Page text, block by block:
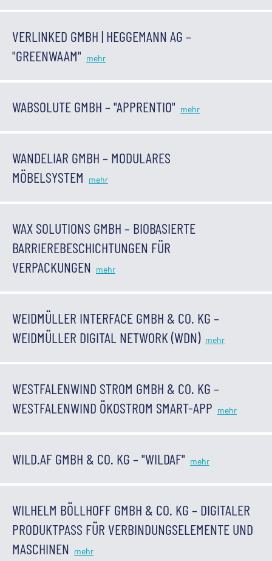
VERLINKED GMBH | HEGGEMANN AG –
"GREENWAAM"
WABSOLUTE GMBH – "APPRENTIO"
WANDELIAR GMBH – MODULARES
MÖBELSYSTEM
WAX SOLUTIONS GMBH – BIOBASIERTE
BARRIEREBESCHICHTUNGEN FÜR
VERPACKUNGEN
WEIDMÜLLER INTERFACE GMBH & CO. KG –
WEIDMÜLLER DIGITAL NETWORK (WDN)
WESTFALENWIND STROM GMBH & CO. KG –
WESTFALENWIND ÖKOSTROM SMART-APP
WILD.AF GMBH & CO. KG – "WILDAF"
WILHELM BÖLLHOFF GMBH & CO. KG – DIGITALER
PRODUKTPASS FÜR VERBINDUNGSELEMENTE UND
MASCHINEN